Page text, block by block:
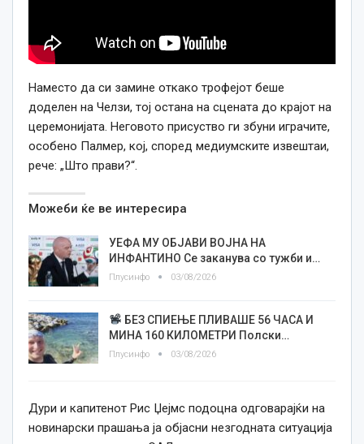
Наместо да си замине откако трофејот беше
доделен на Челзи, тој остана на сцената до крајот на
церемонијата. Неговото присуство ги збуни играчите,
особено Палмер, кој, според медиумските извештаи,
рече: „Што прави?“.
Можеби ќе ве интересира
УЕФА МУ ОБЈАВИ ВОЈНА НА
ИНФАНТИНО Се заканува со тужби и…
Плусинфо 03/08/2026
БЕЗ СПИЕЊЕ ПЛИВАШЕ 56 ЧАСА И
МИНА 160 КИЛОМЕТРИ Полски…
Плусинфо 03/08/2026
Дури и капитенот Рис Џејмс подоцна одговарајќи на
новинарски прашања ја објасни незгодната ситуација